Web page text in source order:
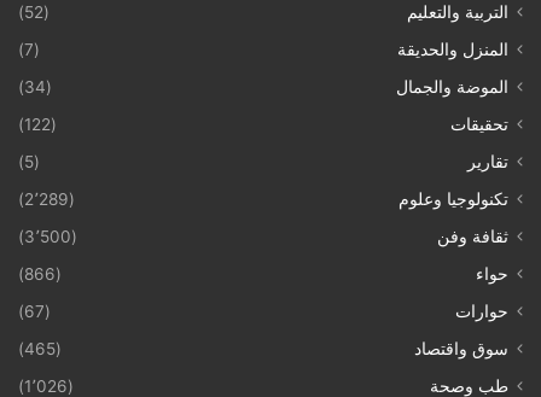
التربية والتعليم
(52)
المنزل والحديقة
(7)
الموضة والجمال
(34)
تحقيقات
(122)
تقارير
(5)
تكنولوجيا وعلوم
(2٬289)
ثقافة وفن
(3٬500)
حواء
(866)
حوارات
(67)
سوق واقتصاد
(465)
طب وصحة
(1٬026)